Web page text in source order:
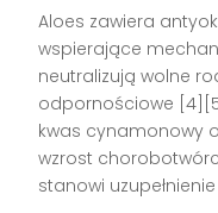
Aloes zawiera
wspierające
neutralizują wolne
odpornościowe
kwas cynamonowy
wzrost
stanowi